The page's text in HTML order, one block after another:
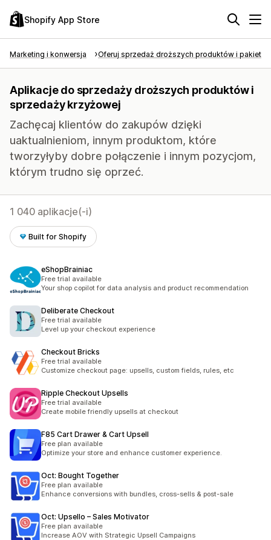
Shopify App Store
Marketing i konwersja Oferuj sprzedaż droższych produktów i
Aplikacje do sprzedaży droższych produktów i
sprzedaży krzyżowej
Zachęcaj klientów do zakupów dzięki
uaktualnieniom, innym produktom, które
tworzyłyby dobre połączenie i innym pozycjom,
którym trudno się oprzeć.
1 040 aplikacje(-i)
Built for Shopify
eShopBrainiac
Free trial available
Your shop copilot for data analysis and product recommendation
Deliberate Checkout
Free trial available
Level up your checkout experience
Checkout Bricks
Free trial available
Customize checkout page: upsells, custom fields, rules, etc
Ripple Checkout Upsells
Free trial available
Create mobile friendly upsells at checkout
F85 Cart Drawer & Cart Upsell
Free plan available
Optimize your store and enhance customer experience.
Oct: Bought Together
Free plan available
Enhance conversions with bundles, cross-sells & post-sale
Oct: Upsello – Sales Motivator
Free plan available
Increase AOV with Strategic Upsell Campaigns